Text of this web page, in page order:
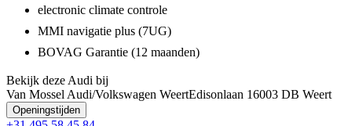
electronic climate controle
MMI navigatie plus (7UG)
BOVAG Garantie (12 maanden)
Bekijk deze Audi bij
Van Mossel Audi/Volkswagen WeertEdisonlaan 16003 DB Weert
Openingstijden